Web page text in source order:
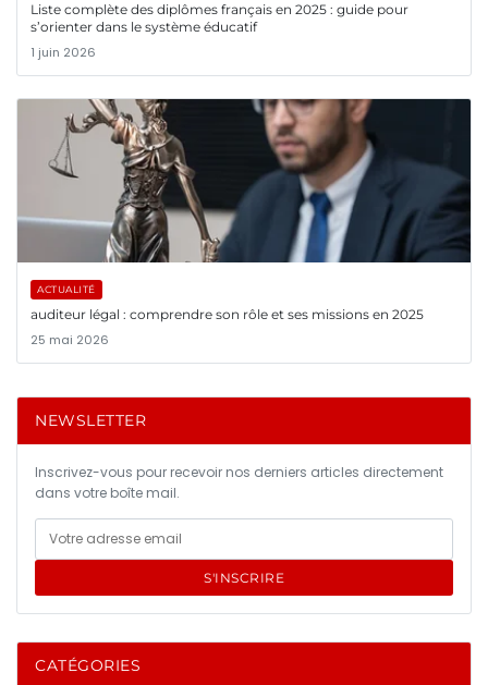
Liste complète des diplômes français en 2025 : guide pour
s’orienter dans le système éducatif
1 juin 2026
ACTUALITÉ
auditeur légal : comprendre son rôle et ses missions en 2025
25 mai 2026
NEWSLETTER
Inscrivez-vous pour recevoir nos derniers articles directement
dans votre boîte mail.
S'INSCRIRE
CATÉGORIES